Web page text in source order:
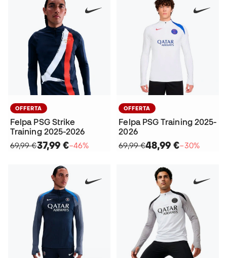
OFFERTA
Felpa PSG Strike
Training 2025-2026
69,99 €37,99 €−46%
OFFERTA
Felpa PSG Training 2025-
2026
69,99 €48,99 €−30%